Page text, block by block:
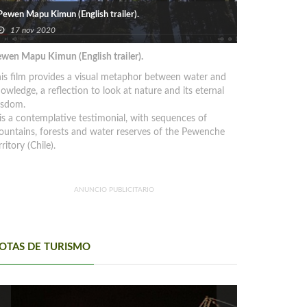
Mapu Kimun (English trailer).
17 nov 2020
Mapu Kimun (English trailer).
film provides a visual metaphor between water and
a reflection to look at nature and its eternal
a contemplative testimonial, with sequences of
forests and water reserves of the Pewenche
(Chile).
ANUNCIO PUBLICITARIO
DE TURISMO